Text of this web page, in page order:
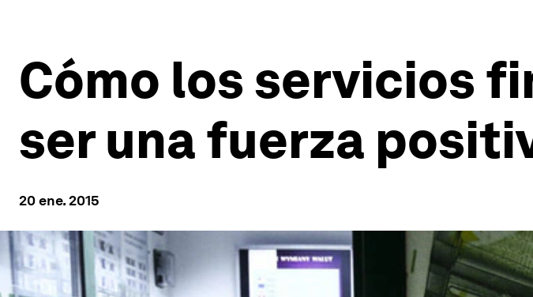
Cómo los servicios
ser una fuerza
20 ene. 2015